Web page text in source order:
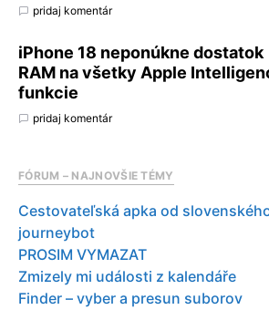
pridaj komentár
iPhone 18 neponúkne dostatok
RAM na všetky Apple
funkcie
pridaj komentár
FÓRUM – NAJNOVŠIE TÉMY
Cestovateľská apka od
journeybot
PROSIM VYMAZAT
Zmizely mi události z kalendáře
Finder – vyber a presun suborov